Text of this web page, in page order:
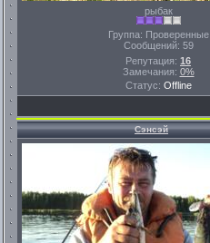
рыбак
Группа: Проверенные
Сообщений: 59
Репутация: 16
Замечания: 0%
Статус: Offline
Сэнсэй